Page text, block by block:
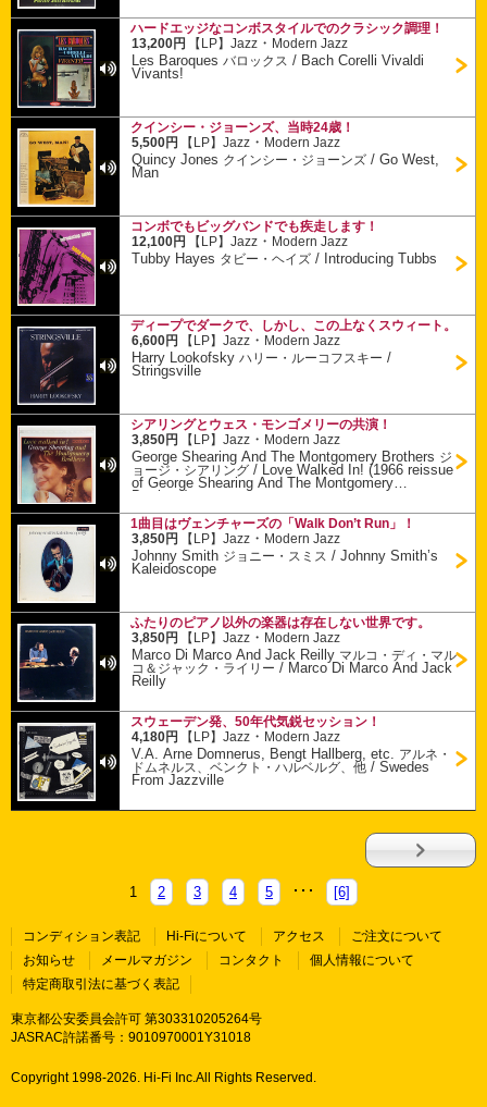
ハードエッジなコンボスタイルでのクラシック調理！
13,200円
【LP】Jazz ・ Modern Jazz
Les Baroquesバロックス / Bach Corelli Vivaldi
Vivants!
クインシー・ジョーンズ、当時24歳！
5,500円
【LP】Jazz ・ Modern Jazz
Quincy Jones クインシー・ジョーンズ /Go West,
Man
コンボでもビッグバンドでも疾走します！
12,100円
【LP】Jazz ・ Modern Jazz
Tubby Hayes タビー・ヘイズ / Introducing Tubbs
ディープでダークで、しかし、この上なくスウィート。
6,600円
【LP】Jazz ・ Modern Jazz
Harry Lookofskyハリー・ルーコフスキー /
Stringsville
シアリングとウェス・モンゴメリーの共演！
3,850円
【LP】Jazz ・ Modern Jazz
George Shearing And The Montgomery Brothers ジ
ョージ・シアリング / Love Walked In! (1966 reissue
of George Shearing And The Montgomery
Brothers)
1曲目はヴェンチャーズの「Walk Don’t Run」！
3,850円
【LP】Jazz ・ Modern Jazz
Johnny Smith ジョニー・スミス /Johnny Smith’s
Kaleidoscope
ふたりのピアノ以外の楽器は存在しない世界です。
3,850円
【LP】Jazz ・ Modern Jazz
Marco Di Marco And Jack Reilly マルコ・ディ・マル
コ＆ジャック・ライリー / Marco Di Marco And Jack
Reilly
スウェーデン発、50年代気鋭セッション！
4,180円
【LP】Jazz ・ Modern Jazz
V.A. Arne Domnerus, Bengt Hallberg, etc.
アルネ・
ドムネルス、ベンクト・ハルベルグ、他 /Swedes
From Jazzville
1 2 3 4 5 [6]
コンディション表記 Hi-Fiについて アクセス
ご注文について
お知らせ
メールマガジン コンタクト
個人情報について
特定商取引法に基づく表記
東京都公安委員会許可 第303310205264号
JASRAC許諾番号：9010970001Y31018
Copyright 1998-2026. Hi-Fi Inc.All Rights Reserved.